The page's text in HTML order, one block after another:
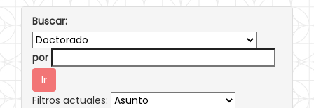
Buscar:
por
Filtros actuales: